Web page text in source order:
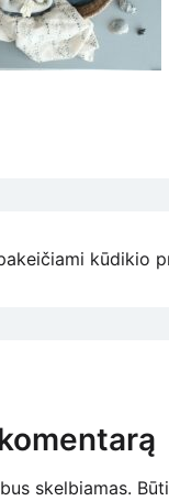
kūdikio
skelbiamas.